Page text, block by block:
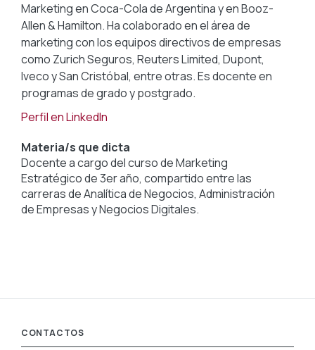
Marketing en Coca-Cola de Argentina y en Booz-
Allen & Hamilton. Ha colaborado en el área de
marketing con los equipos directivos de empresas
como Zurich Seguros, Reuters Limited, Dupont,
Iveco y San Cristóbal, entre otras. Es docente en
programas de grado y postgrado.
Perfil en LinkedIn
Materia/s que dicta
Docente a cargo del curso de Marketing
Estratégico de 3er año, compartido entre las
carreras de Analítica de Negocios, Administración
de Empresas y Negocios Digitales.
CONTACTOS